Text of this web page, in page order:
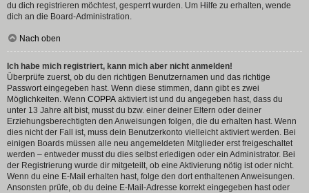
du dich registrieren möchtest, gesperrt wurden. Um Hilfe zu erhalten, wende
dich an die Board-Administration.
Nach oben
Ich habe mich registriert, kann mich aber nicht anmelden!
Überprüfe zuerst, ob du den richtigen Benutzernamen und das richtige
Passwort eingegeben hast. Wenn diese stimmen, dann gibt es zwei
Möglichkeiten. Wenn COPPA aktiviert ist und du angegeben hast, dass du
unter 13 Jahre alt bist, musst du bzw. einer deiner Eltern oder deiner
Erziehungsberechtigten den Anweisungen folgen, die du erhalten hast. Wenn
dies nicht der Fall ist, muss dein Benutzerkonto vielleicht aktiviert werden. Bei
einigen Boards müssen alle neu angemeldeten Mitglieder erst freigeschaltet
werden – entweder musst du dies selbst erledigen oder ein Administrator. Bei
der Registrierung wurde dir mitgeteilt, ob eine Aktivierung nötig ist oder nicht.
Wenn du eine E-Mail erhalten hast, folge den dort enthaltenen Anweisungen.
Ansonsten prüfe, ob du deine E-Mail-Adresse korrekt eingegeben hast oder